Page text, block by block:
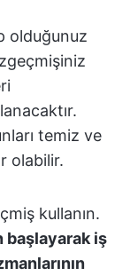
olduğunuz
temiz ve
olabilir.
kullanın.
başlayarak iş